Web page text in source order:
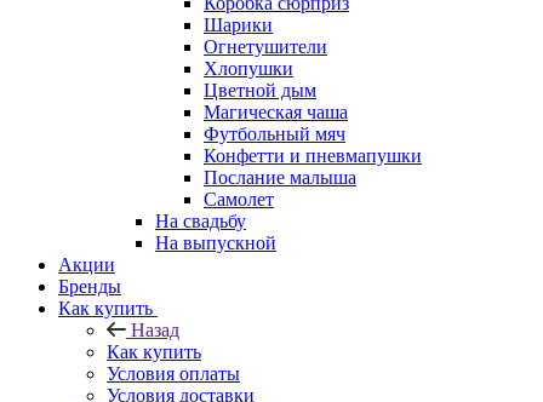
Шарики
Огнетушители
Хлопушки
Цветной дым
Магическая чаша
Футбольный мяч
Конфетти и пневмапушки
Послание малыша
Самолет
На свадьбу
На выпускной
Акции
Бренды
Как купить
Назад
Как купить
Условия оплаты
Условия доставки